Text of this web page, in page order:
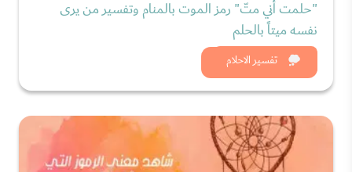
تفسير الاحلام
"حلمت أني متّ" رمز الموت بالمنام وتفسير من يرى
نفسه ميتاً بالحلم
شاهد الان